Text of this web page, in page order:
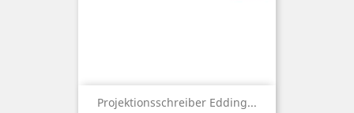
Projektionsschreiber Edding...